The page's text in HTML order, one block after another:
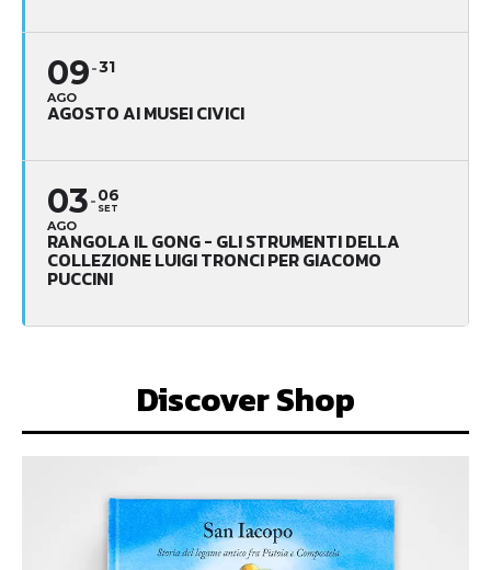
09
AGO
31
AGOSTO AI MUSEI CIVICI
03
AGO
06
SET
RANGOLA IL GONG - GLI STRUMENTI DELLA
COLLEZIONE LUIGI TRONCI PER GIACOMO
PUCCINI
Discover Shop